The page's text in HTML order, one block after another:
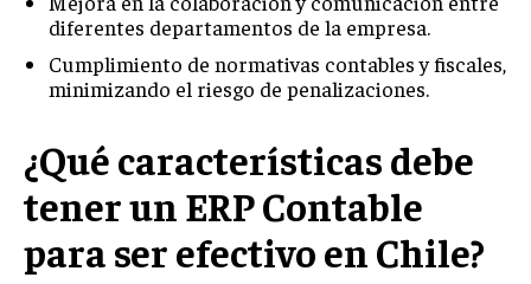
ÉTICA EMPRESARIAL Y RESPONSABILIDAD
SOCIAL
BLOG
Acerca de Últimas entradas
Ricardo Mendoza
diferentes departamentos de la empresa.
Cumplimiento de normativas contables y fiscales,
minimizando el riesgo de penalizaciones.
¿Qué características debe
tener un ERP Contable
para ser efectivo en Chile?